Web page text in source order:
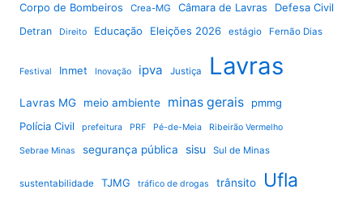
Corpo de Bombeiros
Crea-MG Câmara de Lavras Defesa Civil
Detran Direito Educação Eleições 2026 estágio Fernão Dias
Festival Inmet Inovação ipva Justiça Lavras
Lavras MG meio ambiente minas gerais
pmmg
Polícia Civil
prefeitura PRF Pé-de-Meia Ribeirão Vermelho
Sebrae Minas segurança pública sisu Sul de Minas
sustentabilidade TJMG tráfico de drogas trânsito Ufla